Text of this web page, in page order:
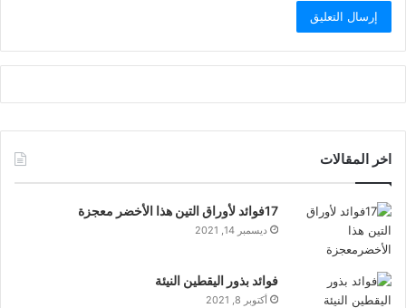
اخر المقالات
17فوائد لأوراق التين هذا الأخضر معجزة
ديسمبر 14, 2021
فوائد بذور اليقطين النيئة
أكتوبر 8, 2021